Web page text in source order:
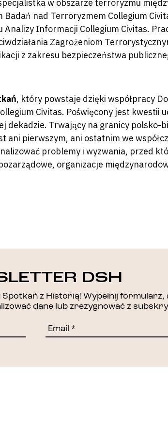
w obszarze terroryzmu
nad Terroryzmem Collegium
Informacji Collegium Civitas.
Zagrożeniom
z zakresu bezpieczeństwa
, który powstaje dzięki współpracy
Civitas. Poświęcony jest kwestii
dekadzie. Trwający na granicy polsko-
ani pierwszym, ani ostatnim we
problemy i wyzwania, przed
organizacje
DSH
z Historią! Wypełnij formularz,
dane lub zrezygnować z